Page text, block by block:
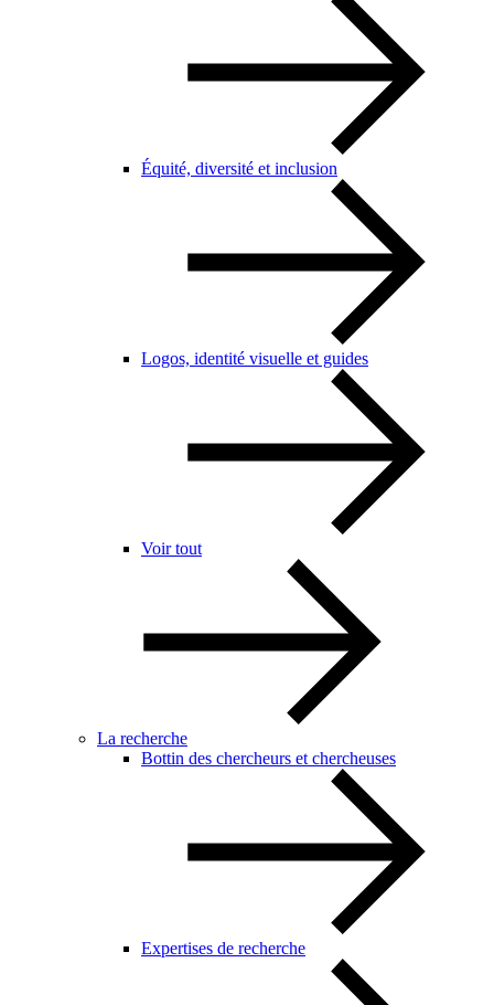
Équité, diversité et inclusion
Logos, identité visuelle et guides
Voir tout
La recherche
Bottin des chercheurs et chercheuses
Expertises de recherche